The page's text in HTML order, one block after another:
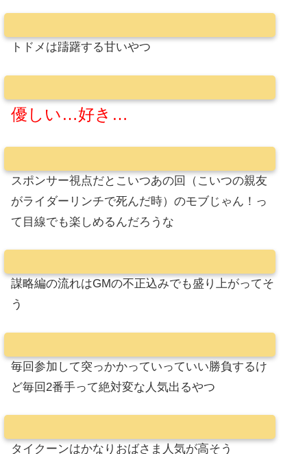
トドメは躊躇する甘いやつ
優しい…好き…
スポンサー視点だとこいつあの回（こいつの親友
がライダーリンチで死んだ時）のモブじゃん！っ
て目線でも楽しめるんだろうな
謀略編の流れはGMの不正込みでも盛り上がってそ
う
毎回参加して突っかかっていっていい勝負するけ
ど毎回2番手って絶対変な人気出るやつ
タイクーンはかなりおばさま人気が高そう